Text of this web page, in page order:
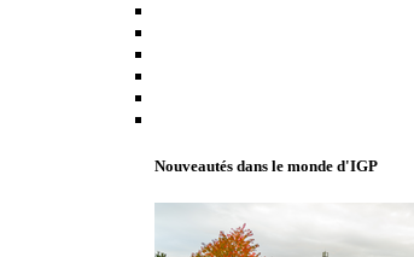
Nouveautés dans le monde d'IGP